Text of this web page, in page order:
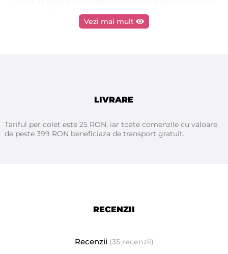
de amestec BINACIL®. După procedură, curățarea laborioasă și
consumatoare de timp a unui recipient de sticlă nu mai este
Vezi mai mult
LIVRARE
Tariful per colet este 25 RON, iar toate comenzile cu valoare
de peste 399 RON beneficiaza de transport gratuit.
RECENZII
Recenzii (35 recenzii)